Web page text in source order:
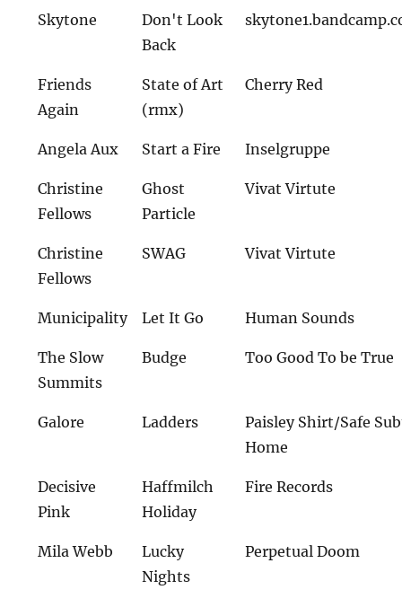
Skytone
Don't Look
Back
Friends
Again
State of Art
(rmx)
Cherry Red
Angela Aux Start a Fire Inselgruppe
Christine
Fellows
Ghost
Particle
Vivat Virtute
Christine
Fellows
SWAG Vivat Virtute
Municipality Let It Go Human Sounds
The Slow
Summits
Budge Too Good To be True
Galore Ladders
Paisley Shirt/Safe
Home
Decisive
Pink
Haffmilch
Holiday
Fire Records
Mila Webb
Lucky
Nights
Perpetual Doom